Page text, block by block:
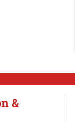
&